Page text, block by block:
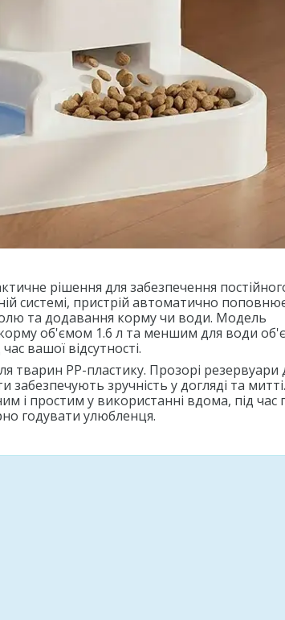
рішення для забезпечення
системі, пристрій автоматично
та додавання корму чи води. Модель
об'ємом 1.6 л та меншим для води
вашої відсутності.
тварин PP-пластику. Прозорі
зручність у догляді та митті.
і простим у використанні вдома, під час
годувати улюбленця.